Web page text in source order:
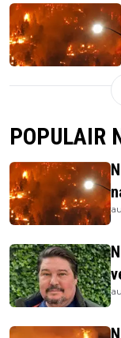
POPULAIR